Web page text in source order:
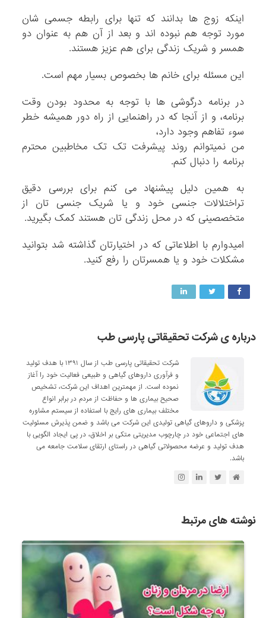
اینکه زوج ها بدانند که تنها برای رابطه جسمی شان
مورد توجه هم نبوده اند و بعد از آن هم به عنوان دو
همسر و شریک زندگی برای هم عزیز هستند.
این مسئله برای خانم ها بخصوص بسیار مهم است.
در برنامه درگوشی ها با توجه به محدود بودن وقت
برنامه، و از آنجا که در راهنمایی از راه دور همیشه خطر
سوء تفاهم وجود دارد،
من نمیتوانم روند پیشرفت تک تک مخاطبین محترم
برنامه را دنبال کنم.
به همین دلیل پیشنهاد می کنم برای بررسی دقیق
تراختلالات جنسی خود و یا شریک جنسی تان از
متخصصینی که در محل زندگی تان هستند کمک بگیرید.
امیدوارم با اطلاعاتی که در اختیارتان گذاشته شد بتوانید
مشکلات خود و یا همسرتان را رفع کنید.
درباره ی شرکت تحقیقاتی پارسی طب
شرکت تحقیقاتی پارسی طب از سال ۱۳۹۱ با هدف تولید
و فرآوری داروهای گیاهی و طبیعی فعالیت خود را آغاز
نموده است. از مهمترین اهداف این شرکت، تشخیص
صحیح بیماری ها و حفاظت از مردم در برابر انواع
مختلف بیماری های رایج با استفاده از سیستم مشاوره
پزشکی و داروهای گیاهی تولیدی این شرکت می باشد و ضمن پذیرش مسئولیت
های اجتماعی خود در چارچوب مدیریتی متکی بر اخلاق، در پی ایجاد الگویی با
هدف تولید و عرضه محصولاتی گیاهی در راستای ارتقای سلامت جامعه می
باشد.
نوشته های مرتبط